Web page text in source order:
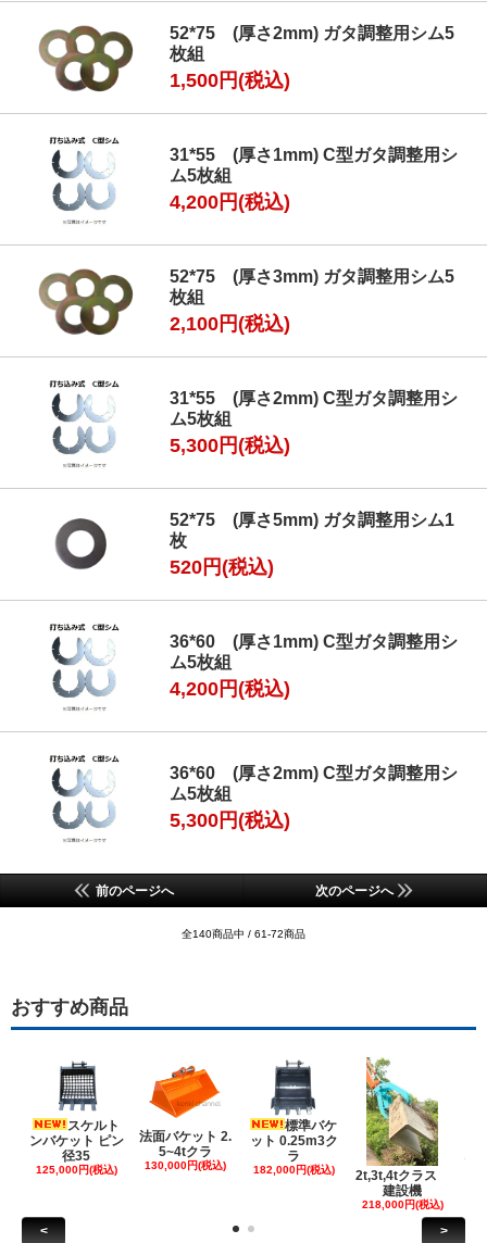
52*75 (厚さ2mm) ガタ調整用シム5
枚組
1,500円(税込)
31*55 (厚さ1mm) C型ガタ調整用シ
ム5枚組
4,200円(税込)
52*75 (厚さ3mm) ガタ調整用シム5
枚組
2,100円(税込)
31*55 (厚さ2mm) C型ガタ調整用シ
ム5枚組
5,300円(税込)
52*75 (厚さ5mm) ガタ調整用シム1
枚
520円(税込)
36*60 (厚さ1mm) C型ガタ調整用シ
ム5枚組
4,200円(税込)
36*60 (厚さ2mm) C型ガタ調整用シ
ム5枚組
5,300円(税込)
前のページへ 次のページへ
全140商品中 / 61-72商品
おすすめ商品
スケルト
ンバケット ピン
径35
125,000円(税込)
法面バケット 2.
5~4tクラ
130,000円(税込)
標準バケ
ット 0.25m3ク
ラ
182,000円(税込)
2t,3t,4tクラス
建設機
218,000円(税込)
< >